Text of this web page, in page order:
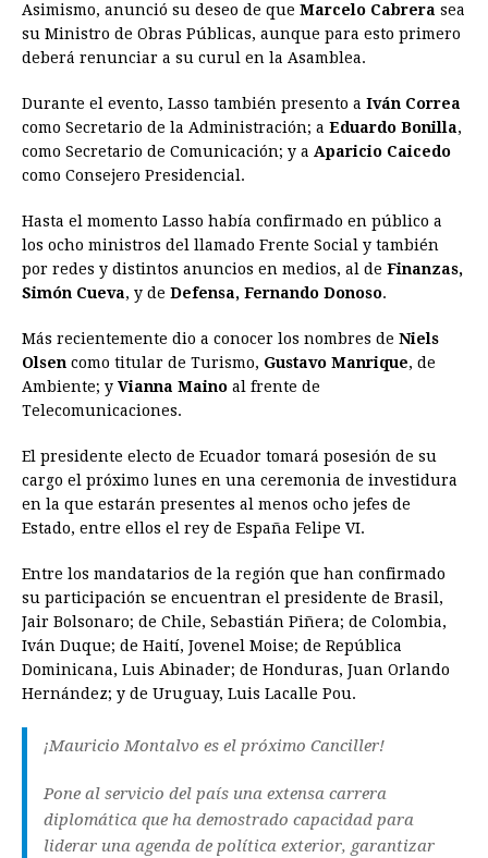
Asimismo, anunció su deseo de que Marcelo Cabrera sea
su Ministro de Obras Públicas, aunque para esto primero
deberá renunciar a su curul en la Asamblea.
Durante el evento, Lasso también presento a Iván Correa
como Secretario de la Administración; a Eduardo Bonilla,
como Secretario de Comunicación; y a Aparicio Caicedo
como Consejero Presidencial.
Hasta el momento Lasso había confirmado en público a
los ocho ministros del llamado Frente Social y también
por redes y distintos anuncios en medios, al de Finanzas,
Simón Cueva, y de Defensa, Fernando Donoso.
Más recientemente dio a conocer los nombres de Niels
Olsen como titular de Turismo, Gustavo Manrique, de
Ambiente; y Vianna Maino al frente de
Telecomunicaciones.
El presidente electo de Ecuador tomará posesión de su
cargo el próximo lunes en una ceremonia de investidura
en la que estarán presentes al menos ocho jefes de
Estado, entre ellos el rey de España Felipe VI.
Entre los mandatarios de la región que han confirmado
su participación se encuentran el presidente de Brasil,
Jair Bolsonaro; de Chile, Sebastián Piñera; de Colombia,
Iván Duque; de Haití, Jovenel Moise; de República
Dominicana, Luis Abinader; de Honduras, Juan Orlando
Hernández; y de Uruguay, Luis Lacalle Pou.
¡Mauricio Montalvo es el próximo Canciller!
Pone al servicio del país una extensa carrera
diplomática que ha demostrado capacidad para
liderar una agenda de política exterior, garantizar